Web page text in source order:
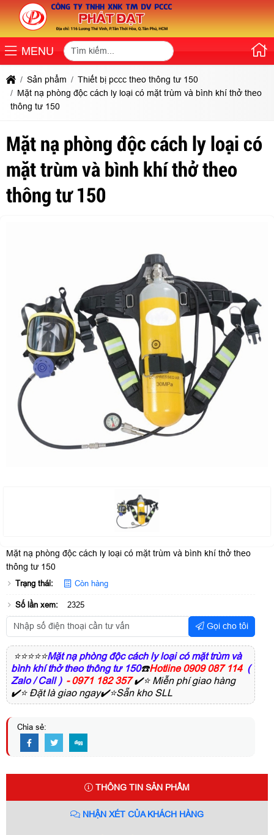
MENU
Sản phẩm
Thiết bị pccc theo thông tư 150
Mặt nạ phòng độc cách ly loại có mặt trùm và bình khí thở theo
thông tư 150
Mặt nạ phòng độc cách ly loại có
mặt trùm và bình khí thở theo
thông tư 150
Mặt nạ phòng độc cách ly loại có mặt trùm và bình khí thở theo
thông tư 150
Trạng thái: Còn hàng
Số lần xem: 2325
Gọi cho tôi
⭐⭐⭐⭐⭐Mặt nạ phòng độc cách ly loại có mặt trùm và
bình khí thở theo thông tư 150☎️Hotline 0909 087 114 (
Zalo / Call ) - 0971 182 357✔️⭐ Miễn phí giao hàng
✔️⭐ Đặt là giao ngay✔️⭐Sẵn kho SLL
Chia sẻ:
THÔNG TIN SẢN PHẨM
NHẬN XÉT CỦA KHÁCH HÀNG